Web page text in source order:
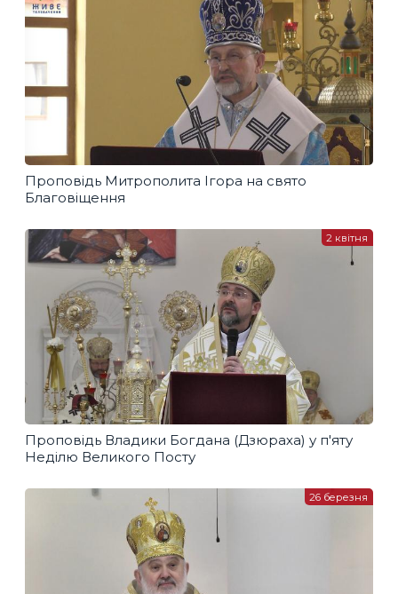
Проповідь Митрополита Ігора на свято
Благовіщення
Проповідь Владики Богдана (Дзюраха) у п'яту
Неділю Великого Посту
2 квітня
26 березня